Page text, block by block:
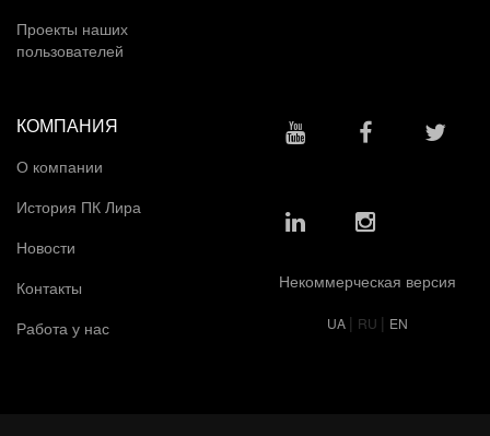
Проекты наших
пользователей
КОМПАНИЯ
О компании
История ПК Лира
Новости
Контакты
Работа у нас
Некоммерческая версия
UA | RU | EN